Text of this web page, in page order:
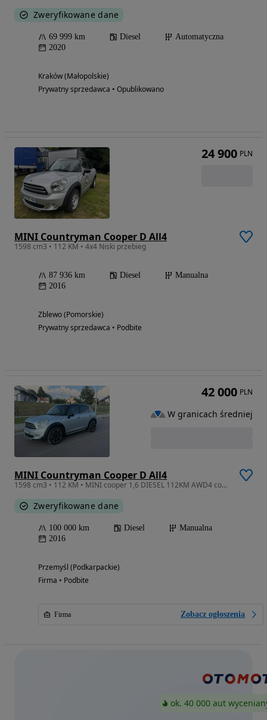
Zweryfikowane dane
69 999 km Diesel
Automatyczna
2020
Kraków (Małopolskie)
Prywatny sprzedawca • Opublikowano
MINI Countryman Cooper D All4
1598 cm3 • 112 KM • 4x4 Niski przebieg
87 936 km Diesel
Manualna
2016
Zblewo (Pomorskie)
Prywatny sprzedawca • Podbite
24 900 PLN
MINI Countryman Cooper D All4
1598 cm3 • 112 KM • MINI cooper 1,6 DIESEL 112KM AWD4 countryman
Zweryfikowane dane
100 000 km Diesel
Manualna
2016
Przemyśl (Podkarpackie)
Firma • Podbite
Firma Zobacz ogłoszenia
42 000 PLN
W granicach średniej
ok. 40 000 aut